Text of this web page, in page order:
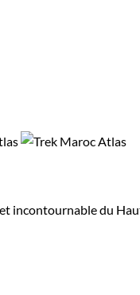
incontournable du